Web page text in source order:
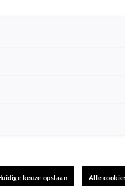
keuze opslaan Alle